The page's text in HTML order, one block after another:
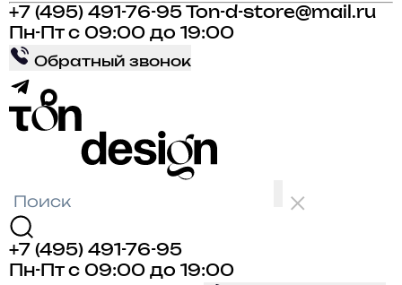
+7 (495) 491-76-95
Ton-d-store@mail.ru
Пн-Пт с 09:00 до 19:00
Обратный звонок
+7 (495) 491-76-95
Пн-Пт с 09:00 до 19:00